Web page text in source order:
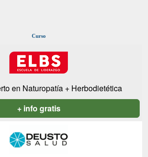
Curso
en Naturopatía + Herbodietética
+ info gratis